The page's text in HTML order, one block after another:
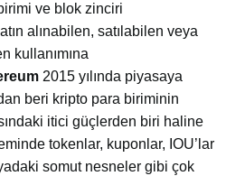
ve blok zinciri
alınabilen, satılabilen veya
kullanımına
2015 yılında piyasaya
beri kripto para biriminin
itici güçlerden biri haline
tokenlar, kuponlar, IOU’lar
somut nesneler gibi çok